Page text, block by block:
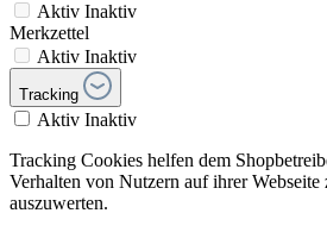
Aktiv Inaktiv
Merkzettel
Aktiv Inaktiv
Tracking
Aktiv Inaktiv
Tracking Cookies helfen dem
Verhalten von Nutzern auf ihrer Webseite
auszuwerten.